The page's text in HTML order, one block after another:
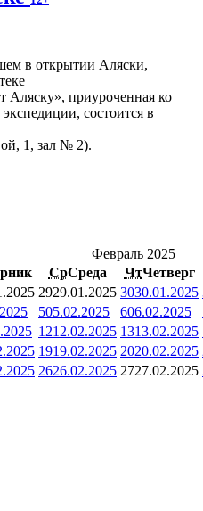
приуроченная ко
состоится в
1, зал № 2).
Февраль 2025
СрСреда ЧтЧетверг
2929.01.2025 3030.01.2025
505.02.2025 606.02.2025
1212.02.2025 1313.02.2025
1919.02.2025 2020.02.2025
2626.02.2025 2727.02.2025